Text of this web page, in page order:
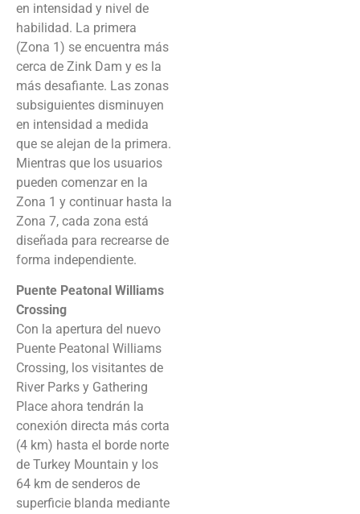
en intensidad y nivel de
habilidad. La primera
(Zona 1) se encuentra más
cerca de Zink Dam y es la
más desafiante. Las zonas
subsiguientes disminuyen
en intensidad a medida
que se alejan de la primera.
Mientras que los usuarios
pueden comenzar en la
Zona 1 y continuar hasta la
Zona 7, cada zona está
diseñada para recrearse de
forma independiente.
Puente Peatonal Williams
Crossing
Con la apertura del nuevo
Puente Peatonal Williams
Crossing, los visitantes de
River Parks y Gathering
Place ahora tendrán la
conexión directa más corta
(4 km) hasta el borde norte
de Turkey Mountain y los
64 km de senderos de
superficie blanda mediante